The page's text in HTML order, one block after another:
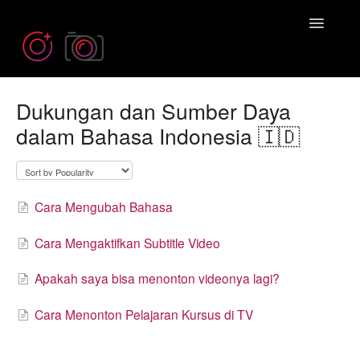
Toggle
Need more help? Contact us at
Emil@iPhonePhotographySchool.com
Dukungan dan Sumber Daya
dalam Bahasa Indonesia 🇮🇩
Cara Mengubah Bahasa
Cara Mengaktifkan Subtitle Video
Apakah saya bisa menonton videonya lagi?
Cara Menonton Pelajaran Kursus di TV